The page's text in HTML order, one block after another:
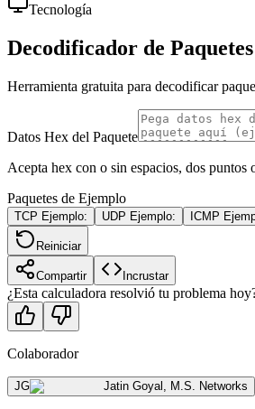
Tecnología
Decodificador de
Herramienta gratuita para decodificar
Datos Hex del Paquete
Acepta hex con o sin espacios, dos
Paquetes de Ejemplo
TCP Ejemplo: UDP Ejemplo: ICMP
Reiniciar
Compartir Incrustar
¿Esta calculadora resolvió tu problema
Colaborador
JG Jatin Goyal M.S. Networks